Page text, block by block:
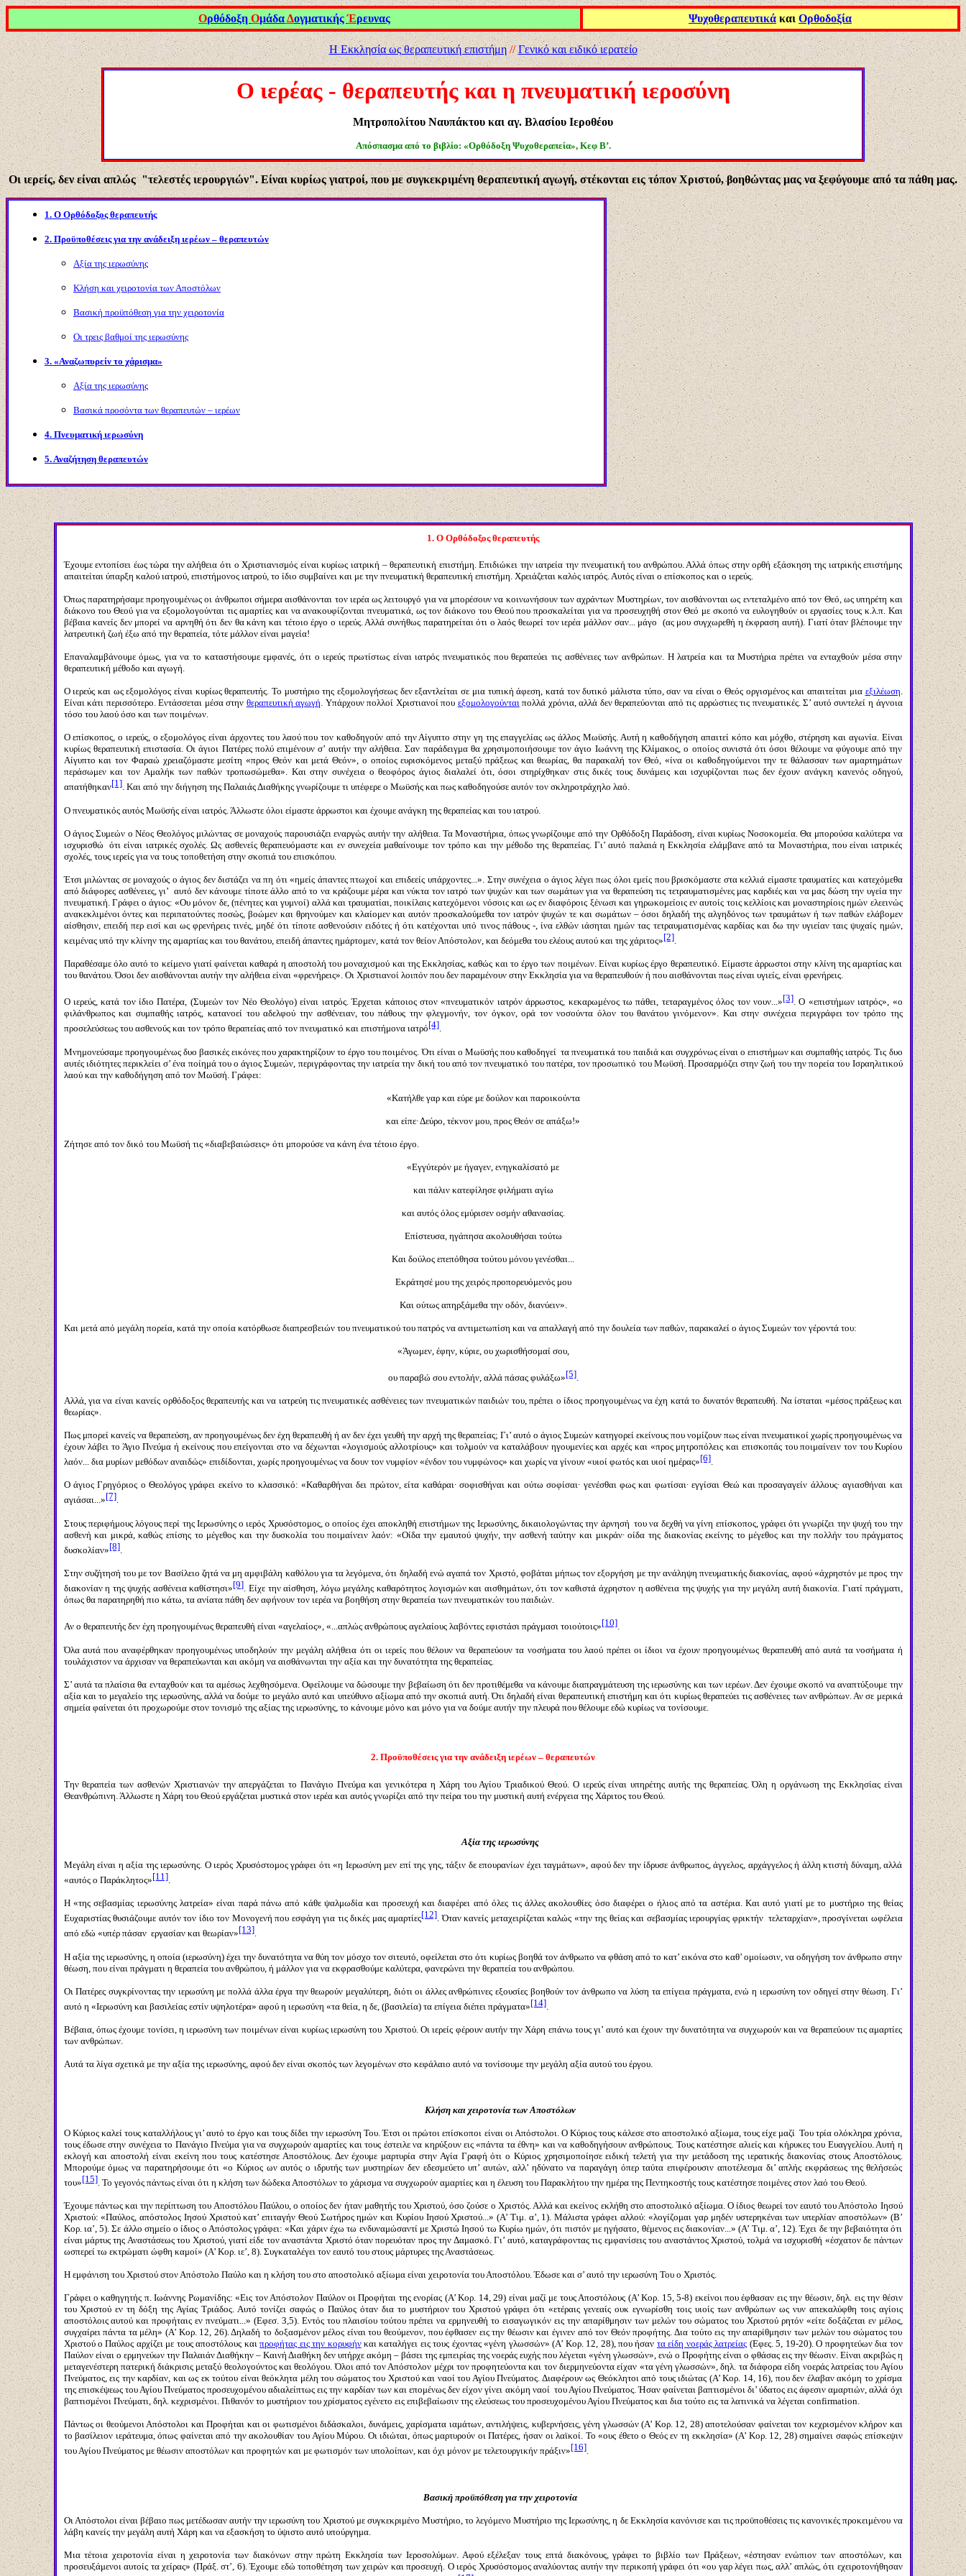
Ορθόδοξη ΟμάδαΔογματικήςΈρευνας Ψυχοθεραπευτικά και Ορθοδοξία
Η Εκκλησία ως θεραπευτική επιστήμη //Γενικό και ειδικό ιερατείο
Ο ιερέας - θεραπευτής και η πνευματική ιεροσύνη
Μητροπολίτου Ναυπάκτου και αγ. Βλασίου Ιεροθέου
Απόσπασμα από το βιβλίο: «Ορθόδοξη Ψυχοθεραπεία», Κεφ Β’.
Οι ιερείς, δεν είναι απλώς "τελεστές ιερουργιών". Είναι κυρίως γιατροί, που με συγκεκριμένη θεραπευτική αγωγή, στέκονται εις τόπον Χριστού, βοηθώντας μας να ξεφύγουμε από τα πάθη μας.
1. Ο Ορθόδοξος θεραπευτής
2. Προϋποθέσεις για την ανάδειξη ιερέων – θεραπευτών
Αξία της ιερωσύνης
Κλήση και χειροτονία των Αποστόλων
Βασική προϋπόθεση για την χειροτονία
Οι τρεις βαθμοί της ιερωσύνης
3. «Αναζωπυρείν το χάρισμα»
Αξία της ιερωσύνης
Βασικά προσόντα των θεραπευτών – ιερέων
4. Πνευματική ιερωσύνη
5. Αναζήτηση θεραπευτών
1. Ο Ορθόδοξος θεραπευτής
Έχουμε εντοπίσει έως τώρα την αλήθεια ότι ο Χριστιανισμός είναι κυρίως ιατρική – θεραπευτική επιστήμη. Επιδιώκει την ιατρεία την πνευματική του ανθρώπου. Αλλά όπως στην ορθή εξάσκηση της ιατρικής επιστήμης
απαιτείται ύπαρξη καλού ιατρού, επιστήμονος ιατρού, το ίδιο συμβαίνει και με την πνευματική θεραπευτική επιστήμη. Χρειάζεται καλός ιατρός. Αυτός είναι ο επίσκοπος και ο ιερεύς.
Όπως παρατηρήσαμε προηγουμένως οι άνθρωποι σήμερα αισθάνονται τον ιερέα ως λειτουργό για να μπορέσουν να κοινωνήσουν των αχράντων Μυστηρίων, τον αισθάνονται ως εντεταλμένο από τον Θεό, ως υπηρέτη και
διάκονο του Θεού για να εξομολογούνται τις αμαρτίες και να ανακουφίζονται πνευματικά, ως τον διάκονο του Θεού που προσκαλείται για να προσευχηθή στον Θεό με σκοπό να ευλογηθούν οι εργασίες τους κ.λ.π. Και
βέβαια κανείς δεν μπορεί να αρνηθή ότι δεν θα κάνη και τέτοιο έργο ο ιερεύς. Αλλά συνήθως παρατηρείται ότι ο λαός θεωρεί τον ιερέα μάλλον σαν... μάγο (ας μου συγχωρεθή η έκφραση αυτή). Γιατί όταν βλέπουμε την
λατρευτική ζωή έξω από την θεραπεία, τότε μάλλον είναι μαγεία!
Επαναλαμβάνουμε όμως, για να το καταστήσουμε εμφανές, ότι ο ιερεύς πρωτίστως είναι ιατρός πνευματικός που θεραπεύει τις ασθένειες των ανθρώπων. Η λατρεία και τα Μυστήρια πρέπει να ενταχθούν μέσα στην
θεραπευτική μέθοδο και αγωγή.
Ο ιερεύς και ως εξομολόγος είναι κυρίως θεραπευτής. Το μυστήριο της εξομολογήσεως δεν εξαντλείται σε μια τυπική άφεση, κατά τον δυτικό μάλιστα τύπο, σαν να είναι ο Θεός οργισμένος και απαιτείται μια εξιλέωση.
Είναι κάτι περισσότερο. Εντάσσεται μέσα στην θεραπευτική αγωγή. Υπάρχουν πολλοί Χριστιανοί που εξομολογούνταιπολλά χρόνια, αλλά δεν θεραπεύονται από τις αρρώστιες τις πνευματικές. Σ’ αυτό συντελεί η άγνοια
τόσο του λαού όσο και των ποιμένων.
Ο επίσκοπος, ο ιερεύς, ο εξομολόγος είναι άρχοντες του λαού που τον καθοδηγούν από την Αίγυπτο στην γη της επαγγελίας ως άλλος Μωϋσής. Αυτή η καθοδήγηση απαιτεί κόπο και μόχθο, στέρηση και αγωνία. Είναι
κυρίως θεραπευτική επιστασία. Οι άγιοι Πατέρες πολύ επιμένουν σ’ αυτήν την αλήθεια. Σαν παράδειγμα θα χρησιμοποιήσουμε τον άγιο Ιωάννη της Κλίμακος, ο οποίος συνιστά ότι όσοι θέλουμε να φύγουμε από την
Αίγυπτο και τον Φαραώ χρειαζόμαστε μεσίτη «προς Θεόν και μετά Θεόν», ο οποίος ευρισκόμενος μεταξύ πράξεως και θεωρίας, θα παρακαλή τον Θεό, «ίνα οι καθοδηγούμενοι την τε θάλασσαν των αμαρτημάτων
περάσωμεν και τον Αμαλήκ των παθών τροπωσώμεθα». Και στην συνέχεια ο θεοφόρος άγιος διαλαλεί ότι, όσοι στηρίχθηκαν στις δικές τους δυνάμεις και ισχυρίζονται πως δεν έχουν ανάγκη κανενός οδηγού,
απατήθηκαν[1]. Και από την διήγηση της Παλαιάς Διαθήκης γνωρίζουμε τι υπέφερε ο Μωϋσής και πως καθοδηγούσε αυτόν τον σκληροτράχηλο λαό.
Ο πνευματικός αυτός Μωϋσής είναι ιατρός. Άλλωστε όλοι είμαστε άρρωστοι και έχουμε ανάγκη της θεραπείας και του ιατρού.
Ο άγιος Συμεών ο Νέος Θεολόγος μιλώντας σε μοναχούς παρουσιάζει εναργώς αυτήν την αλήθεια. Τα Μοναστήρια, όπως γνωρίζουμε από την Ορθόδοξη Παράδοση, είναι κυρίως Νοσοκομεία. Θα μπορούσα καλύτερα να
ισχυρισθώ ότι είναι ιατρικές σχολές. Ως ασθενείς θεραπευόμαστε και εν συνεχεία μαθαίνουμε τον τρόπο και την μέθοδο της θεραπείας. Γι’ αυτό παλαιά η Εκκλησία ελάμβανε από τα Μοναστήρια, που είναι ιατρικές
σχολές, τους ιερείς για να τους τοποθετήση στην σκοπιά του επισκόπου.
Έτσι μιλώντας σε μοναχούς ο άγιος δεν διστάζει να πη ότι «ημείς άπαντες πτωχοί και επιδεείς υπάρχοντες...». Στην συνέχεια ο άγιος λέγει πως όλοι εμείς που βρισκόμαστε στα κελλιά είμαστε τραυματίες και κατεχόμεθα
από διάφορες ασθένειες, γι’ αυτό δεν κάνουμε τίποτε άλλο από το να κράζουμε μέρα και νύκτα τον ιατρό των ψυχών και των σωμάτων για να θεραπεύση τις τετραυματισμένες μας καρδιές και να μας δώση την υγεία την
πνευματική. Γράφει ο άγιος: «Ου μόνον δε, (πένητες και γυμνοί) αλλά και τραυματίαι, ποικίλαις κατεχόμενοι νόσοις και ως εν διαφόροις ξένωσι και γηρωκομείοις εν αυτοίς τοις κελλίοις και μοναστηρίοις ημών ελεεινώς
ανακεκλιμένοι όντες και περιπατούντες ποσώς, βοώμεν και θρηνούμεν και κλαίομεν και αυτόν προσκαλούμεθα τον ιατρόν ψυχών τε και σωμάτων – όσοι δηλαδή της αλγηδόνος των τραυμάτων ή των παθών ελάβομεν
αίσθησιν, επειδή περ εισί και ως φρενήρεις τινές, μηδέ ότι τίποτε ασθενούσιν ειδότες ή ότι κατέχονται υπό τινος πάθους -, ίνα ελθών ιάσηται ημών τας τετραυματισμένας καρδίας και δω την υγιείαν ταις ψυχαίς ημών,
κειμένας υπό την κλίνην της αμαρτίας και του θανάτου, επειδή άπαντες ημάρτομεν, κατά τον θείον Απόστολον, και δεόμεθα του ελέους αυτού και της χάριτος»[2].
Παραθέσαμε όλο αυτό το κείμενο γιατί φαίνεται καθαρά η αποστολή του μοναχισμού και της Εκκλησίας, καθώς και το έργο των ποιμένων. Είναι κυρίως έργο θεραπευτικό. Είμαστε άρρωστοι στην κλίνη της αμαρτίας και
του θανάτου. Όσοι δεν αισθάνονται αυτήν την αλήθεια είναι «φρενήρεις». Οι Χριστιανοί λοιπόν που δεν παραμένουν στην Εκκλησία για να θεραπευθούν ή που αισθάνονται πως είναι υγιείς, είναι φρενήρεις.
Ο ιερεύς, κατά τον ίδιο Πατέρα, (Συμεών τον Νέο Θεολόγο) είναι ιατρός. Έρχεται κάποιος στον «πνευματικόν ιατρόν άρρωστος, κεκαρωμένος τω πάθει, τεταραγμένος όλος τον νουν...»[3]. Ο «επιστήμων ιατρός», «ο
φιλάνθρωπος και συμπαθής ιατρός, κατανοεί του αδελφού την ασθένειαν, του πάθους την φλεγμονήν, τον όγκον, ορά τον νοσούντα όλον του θανάτου γινόμενον». Και στην συνέχεια περιγράφει τον τρόπο της
προσελεύσεως του ασθενούς και τον τρόπο θεραπείας από τον πνευματικό και επιστήμονα ιατρό[4].
Μνημονεύσαμε προηγουμένως δυο βασικές εικόνες που χαρακτηρίζουν το έργο του ποιμένος. Ότι είναι ο Μωϋσής που καθοδηγεί τα πνευματικά του παιδιά και συγχρόνως είναι ο επιστήμων και συμπαθής ιατρός. Τις δυο
αυτές ιδιότητες περικλείει σ’ ένα ποίημά του ο άγιος Συμεών, περιγράφοντας την ιατρεία την δική του από τον πνευματικό του πατέρα, τον προσωπικό του Μωϋσή. Προσαρμόζει στην ζωή του την πορεία του Ισραηλιτικού
λαού και την καθοδήγηση από τον Μωϋσή. Γράφει:
«Κατήλθε γαρ και εύρε με δούλον και παροικούντα
και είπε∙ Δεύρο, τέκνον μου, προς Θεόν σε απάξω!»
Ζήτησε από τον δικό του Μωϋσή τις «διαβεβαιώσεις» ότι μπορούσε να κάνη ένα τέτοιο έργο.
«Εγγύτερόν με ήγαγεν, ενηγκαλίσατό με
και πάλιν κατεφίλησε φιλήματι αγίω
και αυτός όλος εμύρισεν οσμήν αθανασίας.
Επίστευσα, ηγάπησα ακολουθήσαι τούτω
Και δούλος επεπόθησα τούτου μόνου γενέσθαι...
Εκράτησέ μου της χειρός προπορευόμενός μου
Και ούτως απηρξάμεθα την οδόν, διανύειν».
Και μετά από μεγάλη πορεία, κατά την οποία κατόρθωσε διαπρεσβειών του πνευματικού του πατρός να αντιμετωπίση και να απαλλαγή από την δουλεία των παθών, παρακαλεί ο άγιος Συμεών τον γέροντά του:
«Άγωμεν, έφην, κύριε, ου χωρισθήσομαί σου,
ου παραβώ σου εντολήν, αλλά πάσας φυλάξω»[5].
Αλλά, για να είναι κανείς ορθόδοξος θεραπευτής και να ιατρεύη τις πνευματικές ασθένειες των πνευματικών παιδιών του, πρέπει ο ίδιος προηγουμένως να έχη κατά το δυνατόν θεραπευθή. Να ίσταται «μέσος πράξεως και
θεωρίας».
Πως μπορεί κανείς να θεραπεύση, αν προηγουμένως δεν έχη θεραπευθή ή αν δεν έχει γευθή την αρχή της θεραπείας; Γι’ αυτό ο άγιος Συμεών κατηγορεί εκείνους που νομίζουν πως είναι πνευματικοί χωρίς προηγουμένως να
έχουν λάβει το Άγιο Πνεύμα ή εκείνους που επείγονται στο να δέχωνται «λογισμούς αλλοτρίους» και τολμούν να καταλάβουν ηγουμενίες και αρχές και «προς μητροπόλεις και επισκοπάς του ποιμαίνειν τον του Κυρίου
λαόν... δια μυρίων μεθόδων αναιδώς» επιδίδονται, χωρίς προηγουμένως να δουν τον νυμφίον «ένδον του νυμφώνος» και χωρίς να γίνουν «υιοί φωτός και υιοί ημέρας»[6].
Ο άγιος Γρηγόριος ο Θεολόγος γράφει εκείνο το κλασσικό: «Καθαρθήναι δει πρώτον, είτα καθάραι∙ σοφισθήναι και ούτω σοφίσαι∙ γενέσθαι φως και φωτίσαι∙ εγγίσαι Θεώ και προσαγαγείν άλλους∙ αγιασθήναι και
αγιάσαι...»[7].
Στους περιφήμους λόγους περί της Ιερωσύνης ο ιερός Χρυσόστομος, ο οποίος έχει αποκληθή επιστήμων της Ιερωσύνης, δικαιολογώντας την άρνησή του να δεχθή να γίνη επίσκοπος, γράφει ότι γνωρίζει την ψυχή του την
ασθενή και μικρά, καθώς επίσης το μέγεθος και την δυσκολία του ποιμαίνειν λαόν: «Οίδα την εμαυτού ψυχήν, την ασθενή ταύτην και μικράν∙ οίδα της διακονίας εκείνης το μέγεθος και την πολλήν του πράγματος
δυσκολίαν»[8].
Στην συζήτησή του με τον Βασίλειο ζητά να μη αμφιβάλη καθόλου για τα λεγόμενα, ότι δηλαδή ενώ αγαπά τον Χριστό, φοβάται μήπως τον εξοργήση με την ανάληψη πνευματικής διακονίας, αφού «άχρηστόν με προς την
διακονίαν η της ψυχής ασθένεια καθίστησι»[9]. Είχε την αίσθηση, λόγω μεγάλης καθαρότητος λογισμών και αισθημάτων, ότι τον καθιστά άχρηστον η ασθένεια της ψυχής για την μεγάλη αυτή διακονία. Γιατί πράγματι,
όπως θα παρατηρηθή πιο κάτω, τα ανίατα πάθη δεν αφήνουν τον ιερέα να βοηθήση στην θεραπεία των πνευματικών του παιδιών.
Αν ο θεραπευτής δεν έχη προηγουμένως θεραπευθή είναι «αγελαίος», «...απλώς ανθρώπους αγελαίους λαβόντες εφιστάσι πράγμασι τοιούτοις»[10].
Όλα αυτά που αναφέρθηκαν προηγουμένως υποδηλούν την μεγάλη αλήθεια ότι οι ιερείς που θέλουν να θεραπεύουν τα νοσήματα του λαού πρέπει οι ίδιοι να έχουν προηγουμένως θεραπευθή από αυτά τα νοσήματα ή
τουλάχιστον να άρχισαν να θεραπεύωνται και ακόμη να αισθάνωνται την αξία και την δυνατότητα της θεραπείας.
Σ’ αυτά τα πλαίσια θα ενταχθούν και τα αμέσως λεχθησόμενα. Οφείλουμε να δώσουμε την βεβαίωση ότι δεν προτιθέμεθα να κάνουμε διαπραγμάτευση της ιερωσύνης και των ιερέων. Δεν έχουμε σκοπό να αναπτύξουμε την
αξία και το μεγαλείο της ιερωσύνης, αλλά να δούμε το μεγάλο αυτό και υπεύθυνο αξίωμα από την σκοπιά αυτή. Ότι δηλαδή είναι θεραπευτική επιστήμη και ότι κυρίως θεραπεύει τις ασθένειες των ανθρώπων. Αν σε μερικά
σημεία φαίνεται ότι προχωρούμε στον τονισμό της αξίας της ιερωσύνης, το κάνουμε μόνο και μόνο για να δούμε αυτήν την πλευρά που θέλουμε εδώ κυρίως να τονίσουμε.
2. Προϋποθέσεις για την ανάδειξη ιερέων – θεραπευτών
Την θεραπεία των ασθενών Χριστιανών την απεργάζεται το Πανάγιο Πνεύμα και γενικότερα η Χάρη του Αγίου Τριαδικού Θεού. Ο ιερεύς είναι υπηρέτης αυτής της θεραπείας. Όλη η οργάνωση της Εκκλησίας είναι
Θεανθρώπινη. Άλλωστε η Χάρη του Θεού εργάζεται μυστικά στον ιερέα και αυτός γνωρίζει από την πείρα του την μυστική αυτή ενέργεια της Χάριτος του Θεού.
Αξία της ιερωσύνης
Μεγάλη είναι η αξία της ιερωσύνης. Ο ιερός Χρυσόστομος γράφει ότι «η Ιερωσύνη μεν επί της γης, τάξιν δε επουρανίων έχει ταγμάτων», αφού δεν την ίδρυσε άνθρωπος, άγγελος, αρχάγγελος ή άλλη κτιστή δύναμη, αλλά
«αυτός ο Παράκλητος»[11].
Η «της σεβασμίας ιερωσύνης λατρεία» είναι παρά πάνω από κάθε ψαλμωδία και προσευχή και διαφέρει από όλες τις άλλες ακολουθίες όσο διαφέρει ο ήλιος από τα αστέρια. Και αυτό γιατί με το μυστήριο της θείας
Ευχαριστίας θυσιάζουμε αυτόν τον ίδιο τον Μονογενή που εσφάγη για τις δικές μας αμαρτίες[12]. Όταν κανείς μεταχειρίζεται καλώς «την της θείας και σεβασμίας ιερουργίας φρικτήν τελεταρχίαν», προσγίνεται ωφέλεια
από εδώ «υπέρ πάσαν εργασίαν και θεωρίαν»[13].
Η αξία της ιερωσύνης, η οποία (ιερωσύνη) έχει την δυνατότητα να θύη τον μόσχο τον σιτευτό, οφείλεται στο ότι κυρίως βοηθά τον άνθρωπο να φθάση από το κατ’ εικόνα στο καθ’ ομοίωσιν, να οδηγήση τον άνθρωπο στην
θέωση, που είναι πράγματι η θεραπεία του ανθρώπου, ή μάλλον για να εκφρασθούμε καλύτερα, φανερώνει την θεραπεία του ανθρώπου.
Οι Πατέρες συγκρίνοντας την ιερωσύνη με πολλά άλλα έργα την θεωρούν μεγαλύτερη, διότι οι άλλες ανθρώπινες εξουσίες βοηθούν τον άνθρωπο να λύση τα επίγεια πράγματα, ενώ η ιερωσύνη τον οδηγεί στην θέωση. Γι’
αυτό η «Ιερωσύνη και βασιλείας εστίν υψηλοτέρα» αφού η ιερωσύνη «τα θεία, η δε, (βασιλεία) τα επίγεια διέπει πράγματα»[14].
Βέβαια, όπως έχουμε τονίσει, η ιερωσύνη των ποιμένων είναι κυρίως ιερωσύνη του Χριστού. Οι ιερείς φέρουν αυτήν την Χάρη επάνω τους γι’ αυτό και έχουν την δυνατότητα να συγχωρούν και να θεραπεύουν τις αμαρτίες
των ανθρώπων.
Αυτά τα λίγα σχετικά με την αξία της ιερωσύνης, αφού δεν είναι σκοπός των λεγομένων στο κεφάλαιο αυτό να τονίσουμε την μεγάλη αξία αυτού του έργου.
Κλήση και χειροτονία των Αποστόλων
Ο Κύριος καλεί τους καταλλήλους γι’ αυτό το έργο και τους δίδει την ιερωσύνη Του. Έτσι οι πρώτοι επίσκοποι είναι οι Απόστολοι. Ο Κύριος τους κάλεσε στο αποστολικό αξίωμα, τους είχε μαζί Του τρία ολόκληρα χρόνια,
τους έδωσε στην συνέχεια το Πανάγιο Πνεύμα για να συγχωρούν αμαρτίες και τους έστειλε να κηρύξουν εις «πάντα τα έθνη» και να καθοδηγήσουν ανθρώπους. Τους κατέστησε αλιείς και κήρυκες του Ευαγγελίου. Αυτή η
εκλογή και αποστολή είναι εκείνη που τους κατέστησε Αποστόλους. Δεν έχουμε μαρτυρία στην Αγία Γραφή ότι ο Κύριος χρησιμοποίησε ειδική τελετή για την μετάδοση της ιερατικής διακονίας στους Αποστόλους.
Μπορούμε όμως να παρατηρήσουμε ότι «ο Κύριος ων αυτός ο ιδρυτής των μυστηρίων δεν εδεσμεύετο υπ’ αυτών, αλλ’ ηδύνατο να παραγάγη όπερ ταύτα επιφέρουσιν αποτέλεσμα δι’ απλής εκφράσεως της θελήσεώς
του»[15]. Το γεγονός πάντως είναι ότι η κλήση των δώδεκα Αποστόλων το χάρισμα να συγχωρούν αμαρτίες και η έλευση του Παρακλήτου την ημέρα της Πεντηκοστής τους κατέστησε ποιμένες στον λαό του Θεού.
Έχουμε πάντως και την περίπτωση του Αποστόλου Παύλου, ο οποίος δεν ήταν μαθητής του Χριστού, όσο ζούσε ο Χριστός. Αλλά και εκείνος εκλήθη στο αποστολικό αξίωμα. Ο ίδιος θεωρεί τον εαυτό του Απόστολο Ιησού
Χριστού: «Παύλος, απόστολος Ιησού Χριστού κατ’ επιταγήν Θεού Σωτήρος ημών και Κυρίου Ιησού Χριστού...» (Α’ Τιμ. α’, 1). Μάλιστα γράφει αλλού: «λογίζομαι γαρ μηδέν υστερηκέναι των υπερλίαν αποστόλων» (Β’
Κορ. ια’, 5). Σε άλλο σημείο ο ίδιος ο Απόστολος γράφει: «Και χάριν έχω τω ενδυναμώσαντί με Χριστώ Ιησού τω Κυρίω ημών, ότι πιστόν με ηγήσατο, θέμενος εις διακονίαν...» (Α’ Τιμ. α’, 12). Έχει δε την βεβαιότητα ότι
είναι μάρτυς της Αναστάσεως του Χριστού, γιατί είδε τον αναστάντα Χριστό όταν πορευόταν προς την Δαμασκό. Γι’ αυτό, καταγράφοντας τις εμφανίσεις του αναστάντος Χριστού, τολμά να ισχυρισθή «έσχατον δε πάντων
ωσπερεί τω εκτρώματι ώφθη καμοί» (Α’ Κορ. ιε’, 8). Συγκαταλέγει τον εαυτό του στους μάρτυρες της Αναστάσεως.
Η εμφάνιση του Χριστού στον Απόστολο Παύλο και η κλήση του στο αποστολικό αξίωμα είναι χειροτονία του Αποστόλου. Έδωσε και σ’ αυτό την ιερωσύνη Του ο Χριστός.
Γράφει ο καθηγητής π. Ιωάννης Ρωμανίδης: «Εις τον Απόστολον Παύλον οι Προφήται της ενορίας (Α’ Κορ. 14, 29) είναι μαζί με τους Αποστόλους (Α’ Κορ. 15, 5-8) εκείνοι που έφθασαν εις την θέωσιν, δηλ. εις την θέσιν
του Χριστού εν τη δόξη της Αγίας Τριάδος. Αυτό τονίζει σαφώς ο Παύλος όταν δια το μυστήριον του Χριστού γράφει ότι «ετέραις γενεαίς ουκ εγνωρίσθη τοις υιοίς των ανθρώπων ως νυν απεκαλύφθη τοις αγίοις
αποστόλοις αυτού και προφήταις εν πνεύματι...» (Εφεσ. 3,5). Εντός του πλαισίου τούτου πρέπει να ερμηνευθή το εισαγωγικόν εις την απαρίθμησιν των μελών του σώματος του Χριστού ρητόν «είτε δοξάζεται εν μέλος,
συγχαίρει πάντα τα μέλη» (Α’ Κορ. 12, 26). Δηλαδή το δοξασμένον μέλος είναι του θεούμενον, που έφθασεν εις την θέωσιν και έγινεν από τον Θεόν προφήτης. Δια τούτο εις την απαρίθμησιν των μελών του σώματος του
Χριστού ο Παύλος αρχίζει με τους αποστόλους καιπροφήτας εις την κορυφήνκαι καταλήγει εις τους έχοντας «γένη γλωσσών» (Α’ Κορ. 12, 28), που ήσαν τα είδη νοεράς λατρείας (Εφες. 5, 19-20). Ο προφητεύων δια τον
Παύλον είναι ο ερμηνεύων την Παλαιάν Διαθήκην – Καινή Διαθήκη δεν υπήρχε ακόμη – βάσει της εμπειρίας της νοεράς ευχής που λέγεται «γένη γλωσσών», ενώ ο Προφήτης είναι ο φθάσας εις την θέωσιν. Είναι ακριβώς η
μεταγενέστερη πατερική διάκρισις μεταξύ θεολογούντος και θεολόγου. Όλοι από τον Απόστολον μέχρι τον προφητεύοντα και τον διερμηνεύοντα είχαν «τα γένη γλωσσών», δηλ. τα διάφορα είδη νοεράς λατρείας του Αγίου
Πνεύματος, εις την καρδίαν, και ως εκ τούτου είναι θεόκλητα μέλη του σώματος του Χριστού και ναοί του Αγίου Πνεύματος. Διαφέρουν ως Θεόκλητοι από τους ιδιώτας (Α’ Κορ. 14, 16), που δεν έλαβαν ακόμη το χρίσμα
της επισκέψεως του Αγίου Πνεύματος προσευχομένου αδιαλείπτως εις την καρδίαν των και επομένως δεν είχον γίνει ακόμη ναοί του Αγίου Πνεύματος. Ήσαν φαίνεται βαπτισμένοι δι’ ύδατος εις άφεσιν αμαρτιών, αλλά όχι
βαπτισμένοι Πνεύματι, δηλ. κεχρισμένοι. Πιθανόν το μυστήριον του χρίσματος εγένετο εις επιβεβαίωσιν της ελεύσεως του προσευχομένου Αγίου Πνεύματος και δια τούτο εις τα λατινικά να λέγεται confirmation.
Πάντως οι θεούμενοι Απόστολοι και Προφήται και οι φωτισμένοι διδάσκαλοι, δυνάμεις, χαρίσματα ιαμάτων, αντιλήψεις, κυβερνήσεις, γένη γλωσσών (Α’ Κορ. 12, 28) αποτελούσαν φαίνεται τον κεχρισμένον κλήρον και
το βασίλειον ιεράτευμα, όπως φαίνεται από την ακολουθίαν του Αγίου Μύρου. Οι ιδιώται, όπως μαρτυρούν οι Πατέρες, ήσαν οι λαϊκοί. Το «ους έθετο ο Θεός εν τη εκκλησία» (Α’ Κορ. 12, 28) σημαίνει σαφώς επίσκεψιν
του Αγίου Πνεύματος με θέωσιν αποστόλων και προφητών και με φωτισμόν των υπολοίπων, και όχι μόνον με τελετουργικήν πράξιν»[16].
Βασική προϋπόθεση για την χειροτονία
Οι Απόστολοι είναι βέβαιο πως μετέδωσαν αυτήν την ιερωσύνη του Χριστού με συγκεκριμένο Μυστήριο, το λεγόμενο Μυστήριο της Ιερωσύνης, η δε Εκκλησία κανόνισε και τις προϋποθέσεις τις κανονικές προκειμένου να
λάβη κανείς την μεγάλη αυτή Χάρη και να εξασκήση το ύψιστο αυτό υπούργημα.
Μια τέτοια χειροτονία είναι η χειροτονία των διακόνων στην πρώτη Εκκλησία των Ιεροσολύμων. Αφού εξέλεξαν τους επτά διακόνους, γράφει το βιβλίο των Πράξεων, «έστησαν ενώπιον των αποστόλων, και
προσευξάμενοι αυτοίς τα χείρας» (Πράξ. στ’, 6). Έχουμε εδώ τοποθέτηση των χειρών και προσευχή. Ο ιερός Χρυσόστομος αναλύοντας αυτήν την περικοπή γράφει ότι «ου γαρ λέγει πως, αλλ’ απλώς, ότι εχειροτονήθησαν